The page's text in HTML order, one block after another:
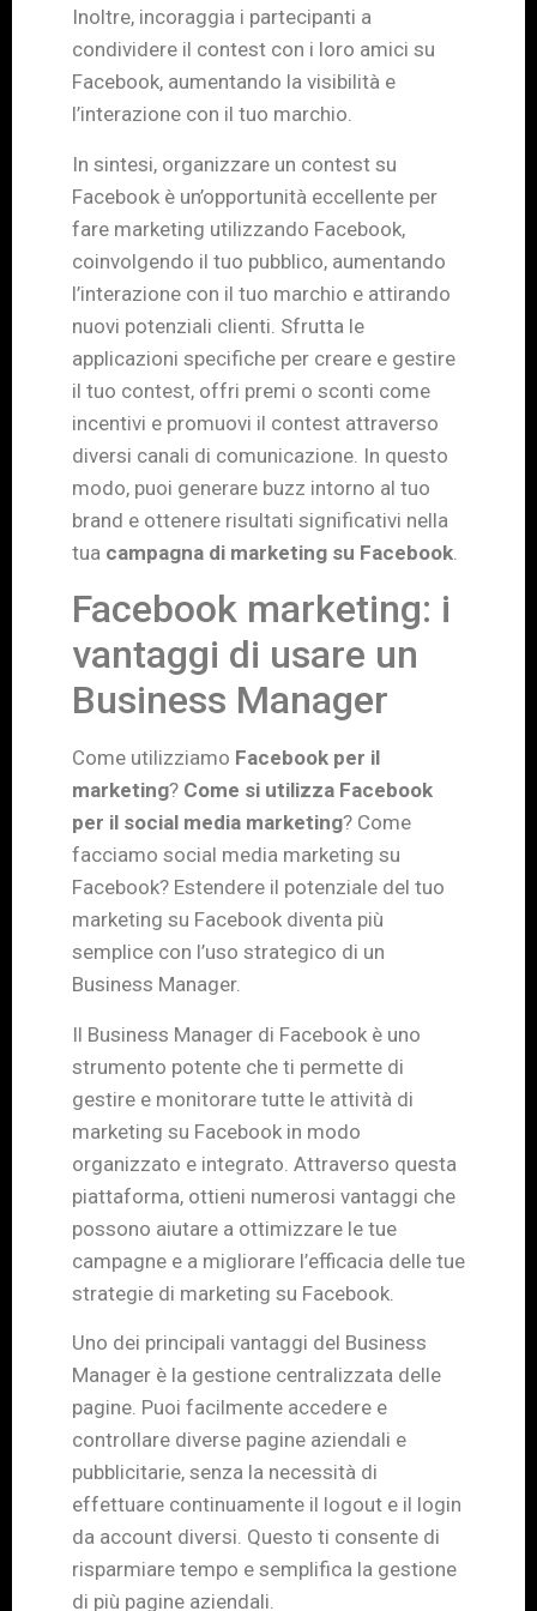
Inoltre, incoraggia i partecipanti a
condividere il contest con i loro amici su
Facebook, aumentando la visibilità e
l’interazione con il tuo marchio.
In sintesi, organizzare un contest su
Facebook è un’opportunità eccellente per
fare marketing utilizzando Facebook,
coinvolgendo il tuo pubblico, aumentando
l’interazione con il tuo marchio e attirando
nuovi potenziali clienti. Sfrutta le
applicazioni specifiche per creare e gestire
il tuo contest, offri premi o sconti come
incentivi e promuovi il contest attraverso
diversi canali di comunicazione. In questo
modo, puoi generare buzz intorno al tuo
brand e ottenere risultati significativi nella
tua campagna di marketing su Facebook
Facebook marketing: i
vantaggi di usare un
Business Manager
Come utilizziamo Facebook per il
marketing? Come si utilizza Facebook
per il social media marketing? Come
facciamo social media marketing su
Facebook? Estendere il potenziale del tuo
marketing su Facebook diventa più
semplice con l’uso strategico di un
Business Manager.
Il Business Manager di Facebook è uno
strumento potente che ti permette di
gestire e monitorare tutte le attività di
marketing su Facebook in modo
organizzato e integrato. Attraverso questa
piattaforma, ottieni numerosi vantaggi che
possono aiutare a ottimizzare le tue
campagne e a migliorare l’efficacia delle tue
strategie di marketing su Facebook.
Uno dei principali vantaggi del Business
Manager è la gestione centralizzata delle
pagine. Puoi facilmente accedere e
controllare diverse pagine aziendali e
pubblicitarie, senza la necessità di
effettuare continuamente il logout e il login
da account diversi. Questo ti consente di
risparmiare tempo e semplifica la gestione
di più pagine aziendali.